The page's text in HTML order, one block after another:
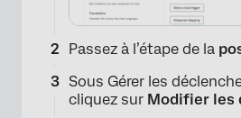
Passez à l’étape de la
Sous Gérer les
cliquez sur Modifier les